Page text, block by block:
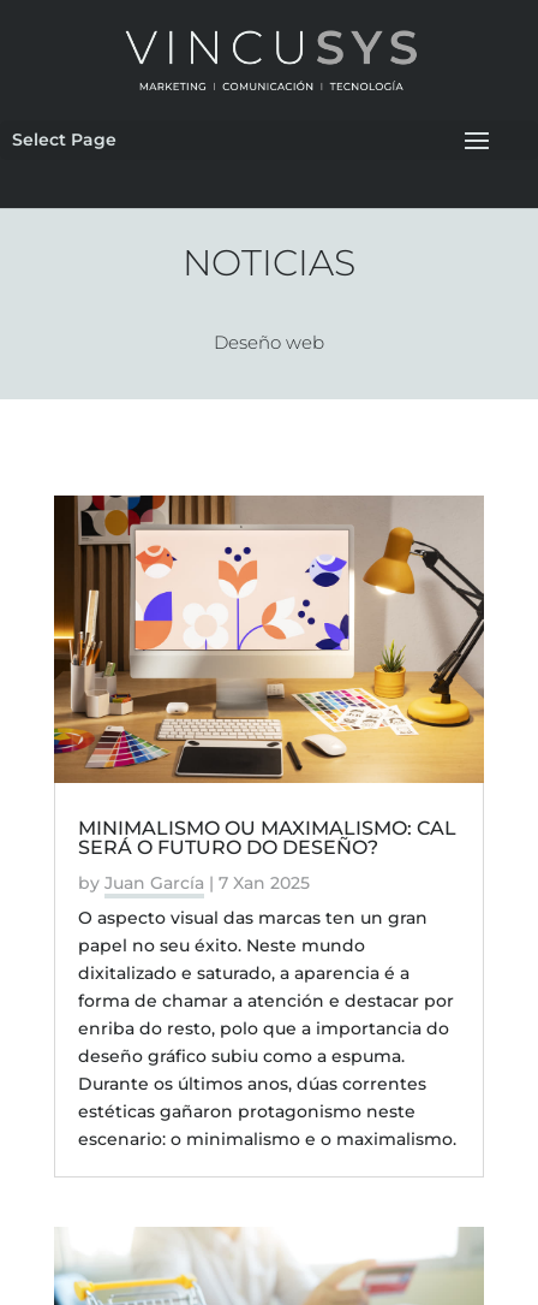
Select Page
NOTICIAS
Deseño web
MINIMALISMO OU MAXIMALISMO: CAL
SERÁ O FUTURO DO DESEÑO?
by Juan García | 7 Xan 2025
O aspecto visual das marcas ten un gran
papel no seu éxito. Neste mundo
dixitalizado e saturado, a aparencia é a
forma de chamar a atención e destacar por
enriba do resto, polo que a importancia do
deseño gráfico subiu como a espuma.
Durante os últimos anos, dúas correntes
estéticas gañaron protagonismo neste
escenario: o minimalismo e o maximalismo.